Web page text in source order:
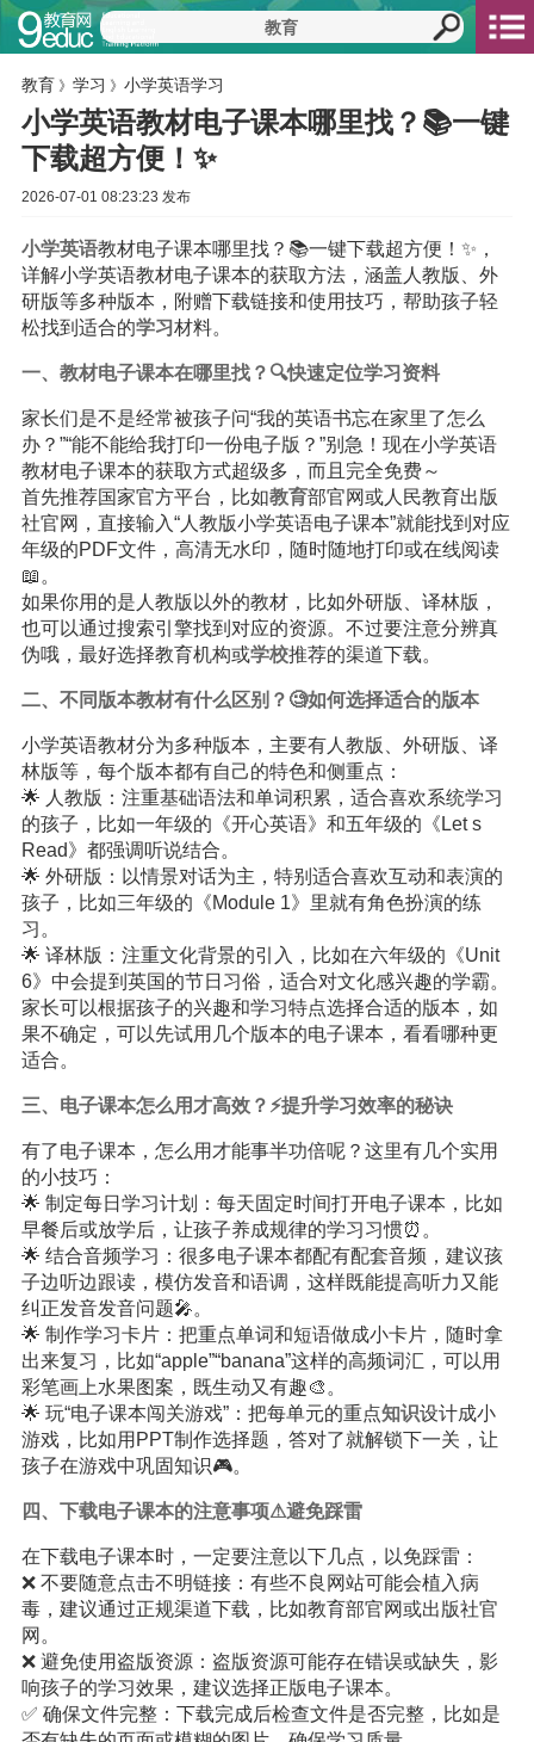
教育 》 学习 》 小学英语学习
小学英语教材电子课本哪里找？📚一键
下载超方便！✨
2026-07-01 08:23:23 发布
小学英语教材电子课本哪里找？📚一键下载超方便！✨，
详解小学英语教材电子课本的获取方法，涵盖人教版、外
研版等多种版本，附赠下载链接和使用技巧，帮助孩子轻
松找到适合的学习材料。
一、教材电子课本在哪里找？🔍快速定位学习资料
家长们是不是经常被孩子问“我的英语书忘在家里了怎么
办？”“能不能给我打印一份电子版？”别急！现在小学英语
教材电子课本的获取方式超级多，而且完全免费～
首先推荐国家官方平台，比如教育部官网或人民教育出版
社官网，直接输入“人教版小学英语电子课本”就能找到对应
年级的PDF文件，高清无水印，随时随地打印或在线阅读
📖。
如果你用的是人教版以外的教材，比如外研版、译林版，
也可以通过搜索引擎找到对应的资源。不过要注意分辨真
伪哦，最好选择教育机构或学校推荐的渠道下载。
二、不同版本教材有什么区别？🧐如何选择适合的版本
小学英语教材分为多种版本，主要有人教版、外研版、译
林版等，每个版本都有自己的特色和侧重点：
🌟 人教版：注重基础语法和单词积累，适合喜欢系统学习
的孩子，比如一年级的《开心英语》和五年级的《Let s
Read》都强调听说结合。
🌟 外研版：以情景对话为主，特别适合喜欢互动和表演的
孩子，比如三年级的《Module 1》里就有角色扮演的练
习。
🌟 译林版：注重文化背景的引入，比如在六年级的《Unit
6》中会提到英国的节日习俗，适合对文化感兴趣的学霸。
家长可以根据孩子的兴趣和学习特点选择合适的版本，如
果不确定，可以先试用几个版本的电子课本，看看哪种更
适合。
三、电子课本怎么用才高效？⚡提升学习效率的秘诀
有了电子课本，怎么用才能事半功倍呢？这里有几个实用
的小技巧：
🌟 制定每日学习计划：每天固定时间打开电子课本，比如
早餐后或放学后，让孩子养成规律的学习习惯⏰。
🌟 结合音频学习：很多电子课本都配有配套音频，建议孩
子边听边跟读，模仿发音和语调，这样既能提高听力又能
纠正发音发音问题🎤。
🌟 制作学习卡片：把重点单词和短语做成小卡片，随时拿
出来复习，比如“apple”“banana”这样的高频词汇，可以用
彩笔画上水果图案，既生动又有趣🎨。
🌟 玩“电子课本闯关游戏”：把每单元的重点知识设计成小
游戏，比如用PPT制作选择题，答对了就解锁下一关，让
孩子在游戏中巩固知识🎮。
四、下载电子课本的注意事项⚠避免踩雷
在下载电子课本时，一定要注意以下几点，以免踩雷：
❌ 不要随意点击不明链接：有些不良网站可能会植入病
毒，建议通过正规渠道下载，比如教育部官网或出版社官
网。
❌ 避免使用盗版资源：盗版资源可能存在错误或缺失，影
响孩子的学习效果，建议选择正版电子课本。
✅ 确保文件完整：下载完成后检查文件是否完整，比如是